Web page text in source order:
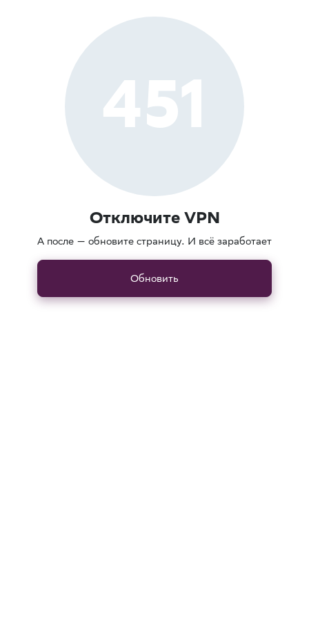
451
Отключите VPN
А после — обновите страницу. И всё заработает
Обновить